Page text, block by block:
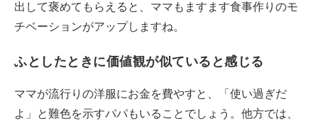
出して褒めてもらえると、ママもますます食事作りのモ
チベーションがアップしますね。
ふとしたときに価値観が似ていると感じる
ママが流行りの洋服にお金を費やすと、「使い過ぎだ
よ」と難色を示すパパもいることでしょう。他方では、